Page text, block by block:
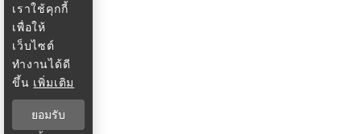
เราใช้คุกกี้
เพื่อให้
เว็บไซต์
ทำงานได้ดี
ขึ้น เพิ่มเติม
ยอมรับ